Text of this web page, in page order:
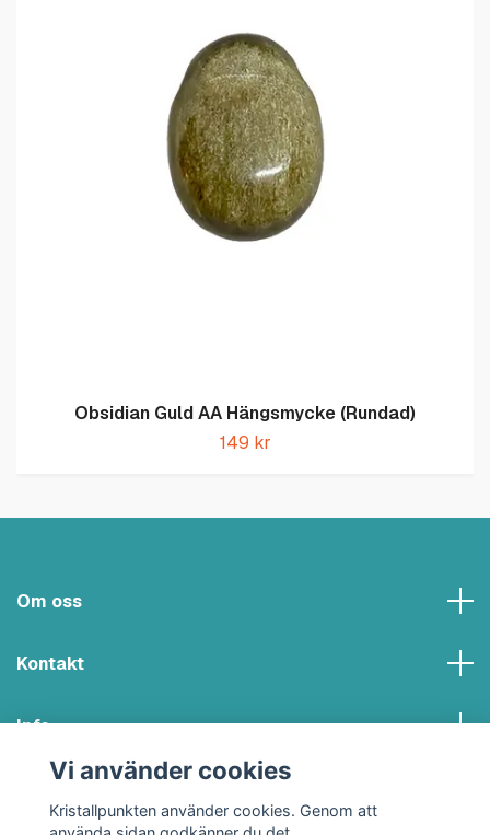
Obsidian Guld AA Hängsmycke (Rundad)
149 kr
Om oss
Kontakt
Info
Vi använder cookies
Kristallpunkten använder cookies. Genom att